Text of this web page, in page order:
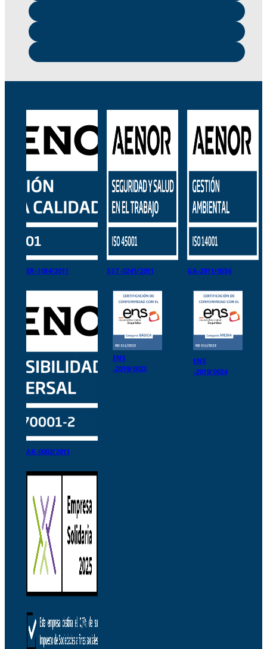
ER-1084/2011 SST-0241/2011 GA-2011/0556
AR-0002/2011
ENS
-2019/0023
ENS
-2019/0024